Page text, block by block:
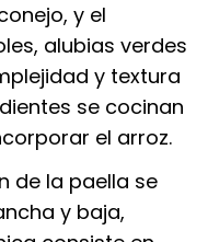
y el
alubias verdes
y textura
se cocinan
el arroz.
de la paella se
y baja,